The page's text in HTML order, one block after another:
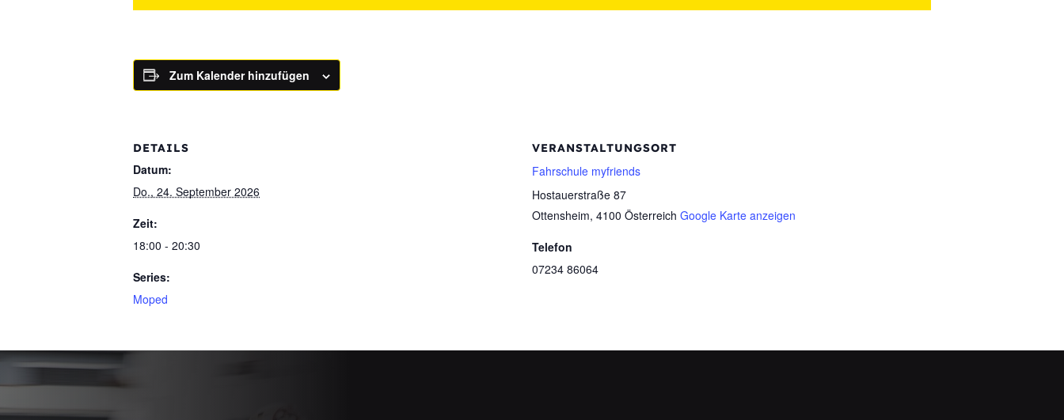
Zum Kalender hinzufügen
DETAILS
Datum:
Do., 24. September 2026
Zeit:
18:00 - 20:30
Series:
Moped
VERANSTALTUNGSORT
Fahrschule myfriends
Hostauerstraße 87
Ottensheim, 4100 Österreich Google Karte anzeigen
Telefon
07234 86064